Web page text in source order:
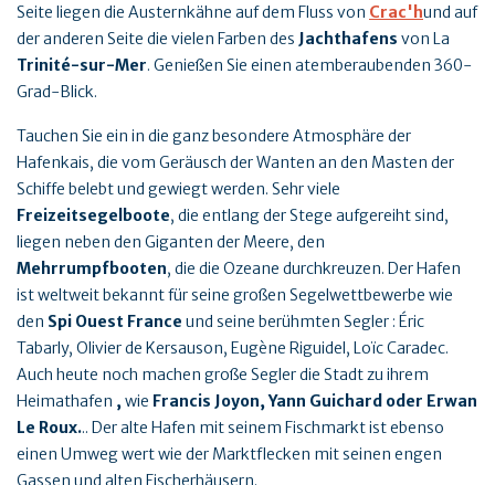
Seite liegen die Austernkähne auf dem Fluss von Crac'hund auf
der anderen Seite die vielen Farben des Jachthafens von La
Trinité-sur-Mer. Genießen Sie einen atemberaubenden 360-
Grad-Blick.
Tauchen Sie ein in die ganz besondere Atmosphäre der
Hafenkais, die vom Geräusch der Wanten an den Masten der
Schiffe belebt und gewiegt werden. Sehr viele
Freizeitsegelboote, die entlang der Stege aufgereiht sind,
liegen neben den Giganten der Meere, den
Mehrrumpfbooten, die die Ozeane durchkreuzen. Der Hafen
ist weltweit bekannt für seine großen Segelwettbewerbe wie
den Spi Ouest France und seine berühmten Segler : Éric
Tabarly, Olivier de Kersauson, Eugène Riguidel, Loïc Caradec.
Auch heute noch machen große Segler die Stadt zu ihrem
Heimathafen , wie Francis Joyon, Yann Guichard oder Erwan
Le Roux... Der alte Hafen mit seinem Fischmarkt ist ebenso
einen Umweg wert wie der Marktflecken mit seinen engen
Gassen und alten Fischerhäusern.